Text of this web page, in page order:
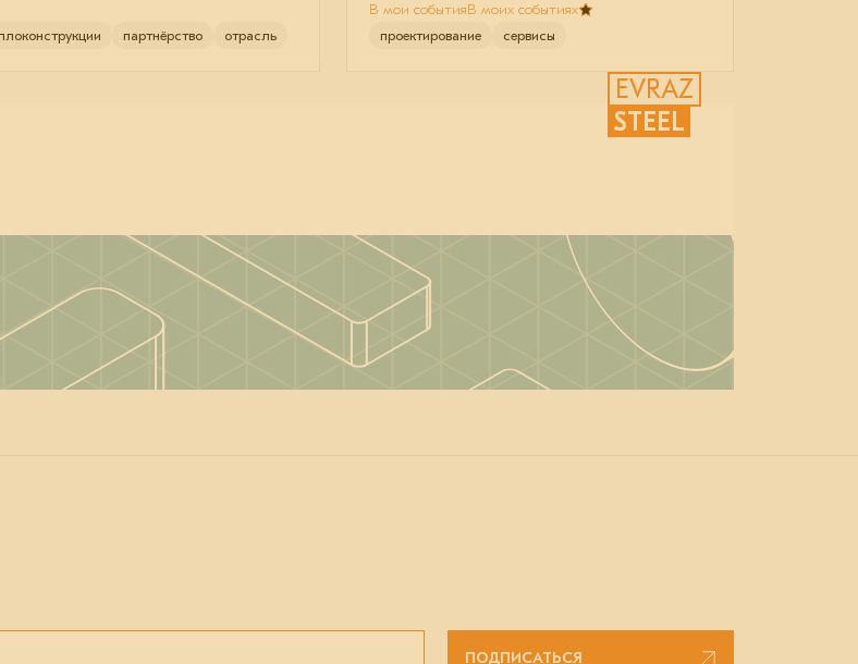
партнёрство отрасль
В мои событияВ моих событиях
проектирование
сервисы
EVRAZ
STEEL
ПОДПИСАТЬСЯ